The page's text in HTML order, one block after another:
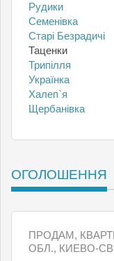
Рудики
Семенівка
Старі Безрадичі
Таценки
Трипілля
Українка
Халеп`я
Щербанівка
ОГОЛОШЕННЯ
ПРОДАМ,
ОБЛ., КИЕВО-